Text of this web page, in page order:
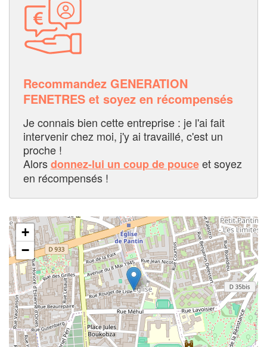
Recommandez GENERATION
FENETRES et soyez en récompensés
Je connais bien cette entreprise : je l'ai fait
intervenir chez moi, j'y ai travaillé, c'est un
proche !
Alorsdonnez-lui un coup de pouceet soyez
en récompensés !
+
−